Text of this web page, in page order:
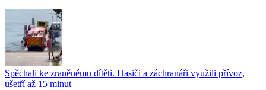
Spěchali ke zraněnému dítěti. Hasiči a záchranáři využili přívoz,
ušetří až 15 minut